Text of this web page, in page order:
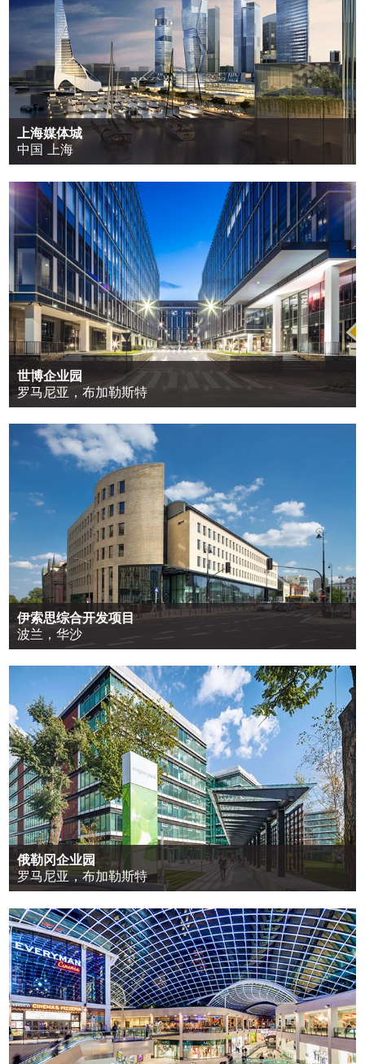
上海媒体城
中国 上海
世博企业园
罗马尼亚，布加勒斯特
伊索思综合开发项目
波兰，华沙
俄勒冈企业园
罗马尼亚，布加勒斯特